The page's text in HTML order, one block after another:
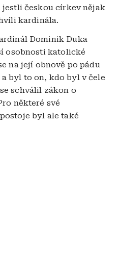
českou církev nějak
kardinála.
Dominik Duka
osobnosti katolické
na její obnově po pádu
byl to on, kdo byl v čele
schválil zákon o
některé své
byl ale také